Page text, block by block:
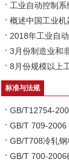
工业自动控制
3月份制造业和
标准与法规
GB/T12754-
GB/T 700-2006